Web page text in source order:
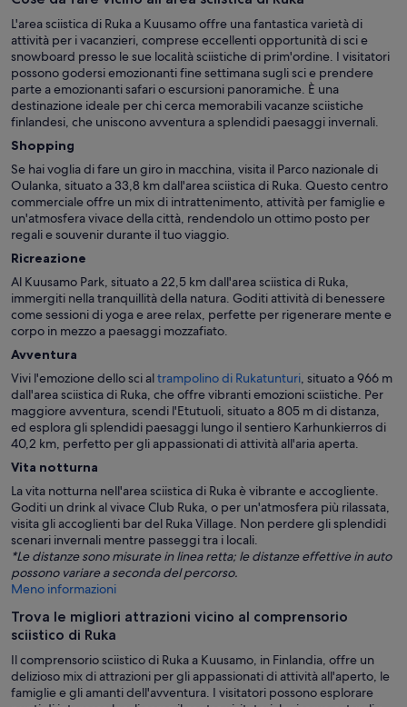
L'area sciistica di Ruka a Kuusamo offre una fantastica varietà di
attività per i vacanzieri, comprese eccellenti opportunità di sci e
snowboard presso le sue località sciistiche di prim'ordine. I visitatori
possono godersi emozionanti fine settimana sugli sci e prendere
parte a emozionanti safari o escursioni panoramiche. È una
destinazione ideale per chi cerca memorabili vacanze sciistiche
finlandesi, che uniscono avventura a splendidi paesaggi invernali.
Shopping
Se hai voglia di fare un giro in macchina, visita il Parco nazionale di
Oulanka, situato a 33,8 km dall'area sciistica di Ruka. Questo centro
commerciale offre un mix di intrattenimento, attività per famiglie e
un'atmosfera vivace della città, rendendolo un ottimo posto per
regali e souvenir durante il tuo viaggio.
Ricreazione
Al Kuusamo Park, situato a 22,5 km dall'area sciistica di Ruka,
immergiti nella tranquillità della natura. Goditi attività di benessere
come sessioni di yoga e aree relax, perfette per rigenerare mente e
corpo in mezzo a paesaggi mozzafiato.
Avventura
Vivi l'emozione dello sci altrampolino di Rukatunturi, situato a 966 m
dall'area sciistica di Ruka, che offre vibranti emozioni sciistiche. Per
maggiore avventura, scendi l'Etutuoli, situato a 805 m di distanza,
ed esplora gli splendidi paesaggi lungo il sentiero Karhunkierros di
40,2 km, perfetto per gli appassionati di attività all'aria aperta.
Vita notturna
La vita notturna nell'area sciistica di Ruka è vibrante e accogliente.
Goditi un drink al vivace Club Ruka, o per un'atmosfera più rilassata,
visita gli accoglienti bar del Ruka Village. Non perdere gli splendidi
scenari invernali mentre passeggi tra i locali.
*Le distanze sono misurate in linea retta; le distanze effettive in auto
possono variare a seconda del percorso.
Meno informazioni
Trova le migliori attrazioni vicino al comprensorio
sciistico di Ruka
Il comprensorio sciistico di Ruka a Kuusamo, in Finlandia, offre un
delizioso mix di attrazioni per gli appassionati di attività all'aperto, le
famiglie e gli amanti dell'avventura. I visitatori possono esplorare